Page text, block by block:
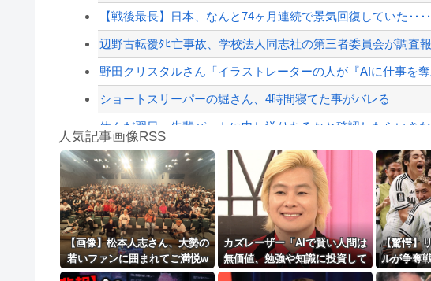
【悲報】11歳の娘のパソコンに、YouTubeの視聴時間の制限を
【配信者】「金バエ」のSNS更新が1週間途絶え、様々な憶測
【緊急速報】NYで警官が黒人男性の首を絞め、暴動第二波不
【戦後最長】日本、なんと74ヶ月連続で景気回復していた‥‥
辺野古転覆ﾀﾋ亡事故、学校法人同志社の第三者委員会が調査
野田クリスタルさん「イラストレーターの人が『AIに仕事を
ショートスリーパーの堀さん、4時間寝てた事がバレる
休んだ翌日、先輩パートに申し送りあるかと確認したらいき
【狂気】米政府「黒人の梅毒患者399人を治療せず放置した
白石「あ、あきら様……？」あきら「……白石」
8/4のニュース
日本旅行キャンセルすべきか…1万年ぶり史上最大級の火山の
更新中止のお知らせ
人気記事画像RSS
【画像】松本人志さん、大勢の
若いファンに囲まれてご満悦w
wwwwwwwwwwwww
カズレーザー「AIで賢い人間は
無価値、勉強や知識に投資して
きた人ほど絶望の時代の幕開
【驚愕】
ルが争奪
籍金は